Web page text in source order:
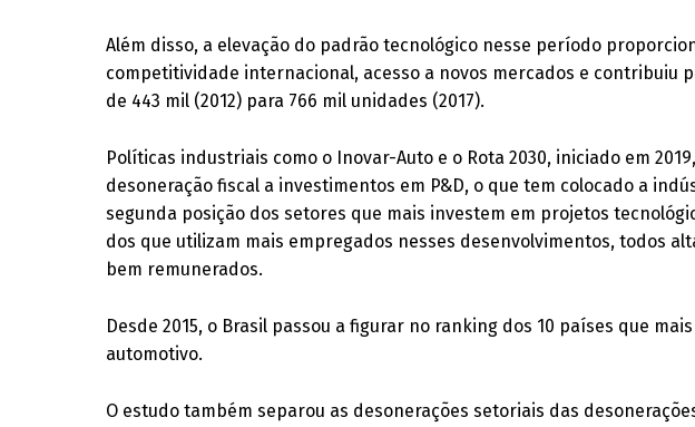
Além disso, a elevação do padrão tecnológico nesse período
competitividade internacional, acesso a novos mercados e contribuiu
de 443 mil (2012) para 766 mil unidades (2017).
Políticas industriais como o Inovar-Auto e o Rota 2030, iniciado em
desoneração fiscal a investimentos em P&D, o que tem colocado a
segunda posição dos setores que mais investem em projetos
dos que utilizam mais empregados nesses desenvolvimentos, todos
bem remunerados.
Desde 2015, o Brasil passou a figurar no ranking dos 10 países que
automotivo.
O estudo também separou as desonerações setoriais das